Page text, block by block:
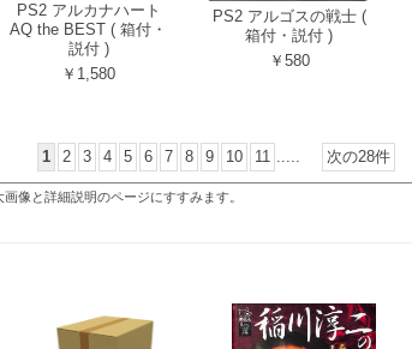
PS2 アルカナハート
AQ the BEST ( 箱付・
説付 )
￥1,580
PS2 アルゴスの戦士 (
箱付・説付 )
￥580
1 2 3 4 5 6 7 8 9 10 11 ..... 次の28件
像と詳細説明のページにすすみます。